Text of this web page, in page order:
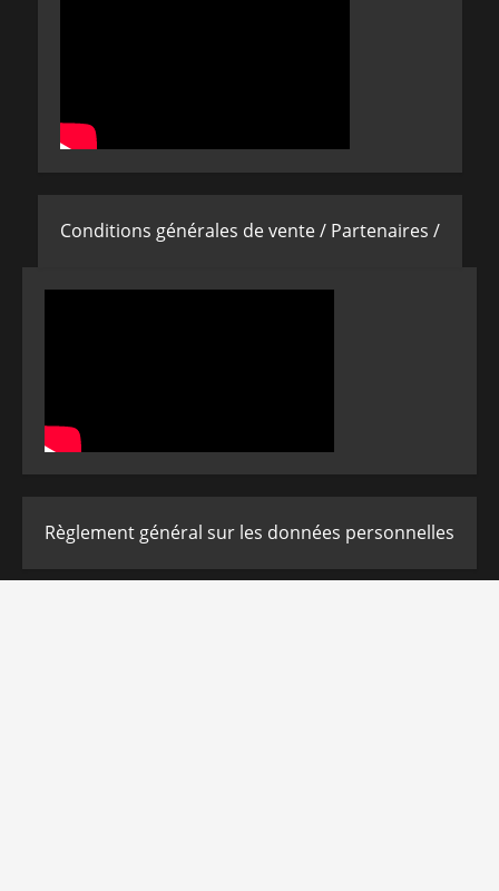
Conditions générales de vente / Partenaires /
Règlement général sur les données personnelles